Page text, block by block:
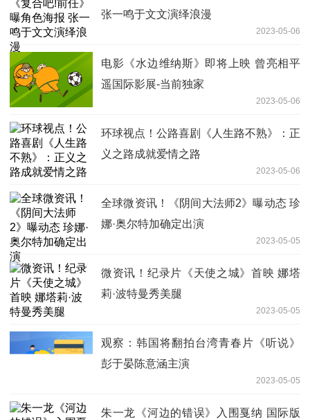
张一鸣于文文演绎浪漫
2023-05-06
电影《水边维纳斯》即将上映 曾亮相平
遥国际影展-当前独家
2023-05-06
环球视点！公路喜剧《人生路不熟》：正
义之路成就爱情之路
2023-05-06
全球微资讯！《阴间大法师2》曝动态 珍
娜·奥尔特加确定出演
2023-05-05
微资讯！纪录片《天使之城》首映 娜塔
莉·波特曼秀美腿
2023-05-05
观察：韩国将翻拍台湾青春片《听说》
彭于晏陈意涵主演
2023-05-05
朱一龙《河边的错误》入围戛纳 国际版